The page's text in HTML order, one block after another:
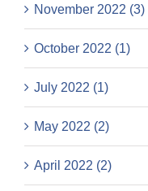
November 2022 (3)
October 2022 (1)
July 2022 (1)
May 2022 (2)
April 2022 (2)